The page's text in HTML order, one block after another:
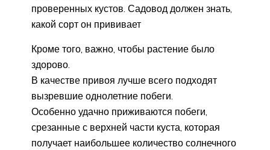
проверенных кустов. Садовод должен знать,
какой сорт он прививает
Кроме того, важно, чтобы растение было
здорово.
В качестве привоя лучше всего подходят
вызревшие однолетние побеги.
Особенно удачно приживаются побеги,
срезанные с верхней части куста, которая
получает наибольшее количество солнечного